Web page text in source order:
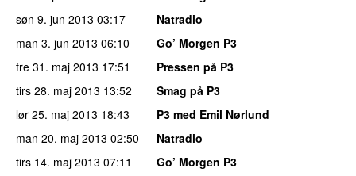
søn 9. jun 2013 03:17
Natradio
man 3. jun 2013 06:10
Go’ Morgen P3
fre 31. maj 2013 17:51
Pressen på P3
tirs 28. maj 2013 13:52
Smag på P3
lør 25. maj 2013 18:43
P3 med Emil Nørlund
man 20. maj 2013 02:50
Natradio
tirs 14. maj 2013 07:11
Go’ Morgen P3